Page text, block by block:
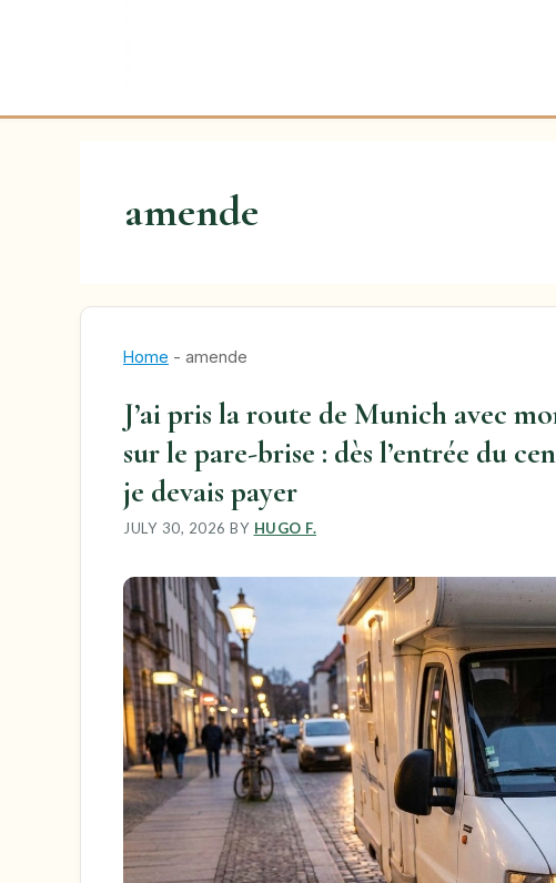
amende
Home - amende
J’ai pris la route de Munich avec
sur le pare-brise : dès l’entrée du
je devais payer
JULY 30, 2026 BY HUGO F.